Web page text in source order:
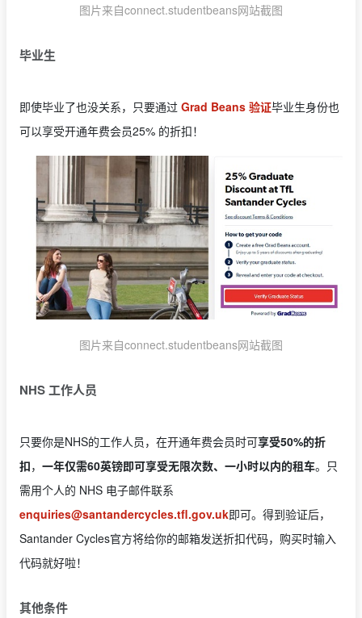
图片来自connect.studentbeans网站截图
毕业生
即使毕业了也没关系，只要通过 Grad Beans 验证毕业生身份也
可以享受开通年费会员25% 的折扣！
图片来自connect.studentbeans网站截图
NHS 工作人员
只要你是NHS的工作人员，在开通年费会员时可享受50%的折
扣， 一年仅需60英镑即可享受无限次数、一小时以内的租车。只
需用个人的 NHS 电子邮件联系
enquiries@santandercycles.tfl.gov.uk即可。得到验证后，
Santander Cycles官方将给你的邮箱发送折扣代码，购买时输入
代码就好啦！
其他条件